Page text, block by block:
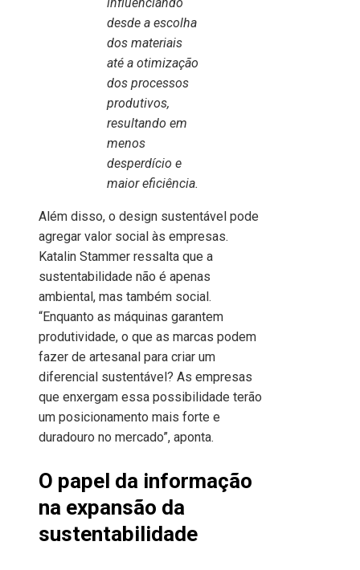
desde a escolha
dos materiais
até a otimização
dos processos
produtivos,
resultando em
menos
desperdício e
maior eficiência.
Além disso, o design sustentável pode
agregar valor social às empresas.
Katalin Stammer ressalta que a
sustentabilidade não é apenas
ambiental, mas também social.
“Enquanto as máquinas garantem
produtividade, o que as marcas podem
fazer de artesanal para criar um
diferencial sustentável? As empresas
que enxergam essa possibilidade terão
um posicionamento mais forte e
duradouro no mercado”, aponta.
O papel da informação
na expansão da
sustentabilidade